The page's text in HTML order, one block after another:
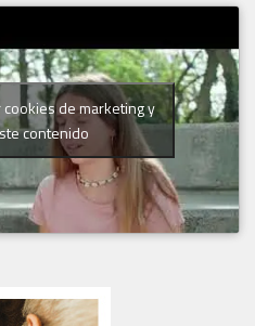
cookies de marketing y
contenido